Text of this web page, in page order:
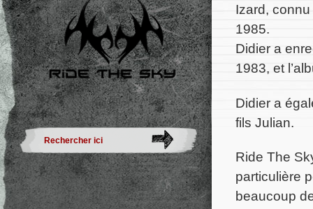
Izard,
1985.
Didier a
1983, et
Didier a
fils Julian.
Ride The
particulière
beaucoup